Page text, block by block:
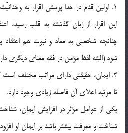
1. اولين قدم در خدا پرستي اقرار به
اين اقرار از زبان گذشته به قلب رسيد،
چنانچه شخصي به معاد و نبوت هم اعتقاد
شود (البته لفظ مؤمن در فقه معناي ديگري
2. ايمان، حقيقتي داراي مراتب مختلف
تا مرتبه اعلاي آن فاصله زيادي وجود دارد.
يكي از عوامل مؤثر در افزايش ايمان،
شناخت و معرفت بيشتر باشد بر ايمان او